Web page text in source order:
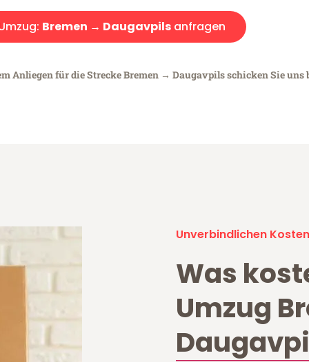
Bremen → Daugavpils anfragen
Anliegen für die Strecke Bremen → Daugavpils schicken Sie uns
Unverbindlichen
Was
Umzug